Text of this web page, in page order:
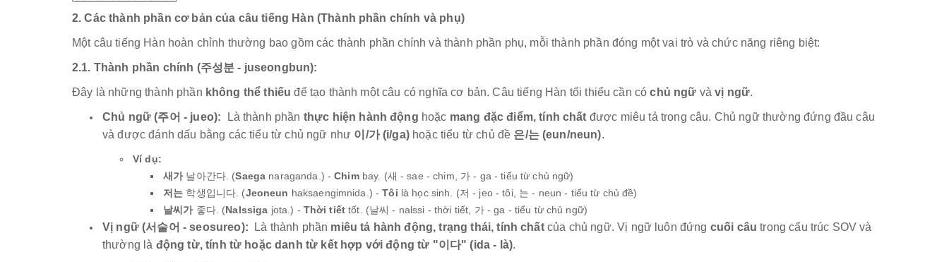
2. Các thành phần cơ bản của câu tiếng Hàn (Thành phần chính và phụ)
Một câu tiếng Hàn hoàn chỉnh thường bao gồm các thành phần chính và thành phần phụ, mỗi thành phần đóng một vai trò và chức năng riêng biệt:
2.1. Thành phần chính (주성분 - juseongbun):
Đây là những thành phần không thể thiếu để tạo thành một câu có nghĩa cơ bản. Câu tiếng Hàn tối thiểu cần cóchủ ngữ vàvị ngữ.
Chủ ngữ (주어 - jueo): Là thành phần thực hiện hành động hoặc mang đặc điểm, tính chất được miêu tả trong câu. Chủ ngữ thường đứng đầu câu
và được đánh dấu bằng các tiểu từ chủ ngữ như 이/가 (i/ga)hoặc tiểu từ chủ đề 은/는 (eun/neun).
Ví dụ:
새 가날아간다. (Saega naraganda.) -Chimbay. (새 - sae - chim, 가 - ga - tiểu từ chủ ngữ)
저는 학생입니다. (Jeoneun haksaengimnida.) -Tôi là học sinh. (저 - jeo - tôi, 는 - neun - tiểu từ chủ đề)
날씨 가좋다. (Nalssiga jota.) - Thời tiết tốt. (날씨 - nalssi - thời tiết, 가 - ga - tiểu từ chủ ngữ)
Vị ngữ (서술어 - seosureo): Là thành phần miêu tả hành động, trạng thái, tính chấtcủa chủ ngữ. Vị ngữ luôn đứng cuối câu trong cấu trúc SOV và
thường là động từ, tính từ hoặc danh từ kết hợp với động từ "이다" (ida - là).